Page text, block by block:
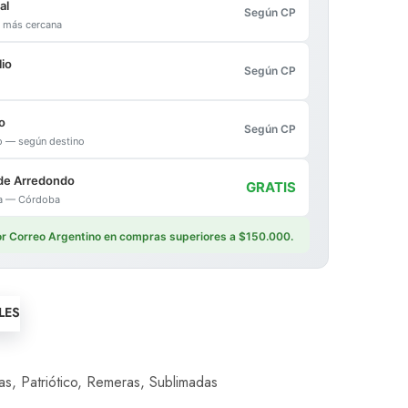
cercana
Según CP
Según CP
— según destino
Según CP
Arredondo
— Córdoba
GRATIS
Correo Argentino en compras superiores a $150.000.
, Patriótico, Remeras, Sublimadas